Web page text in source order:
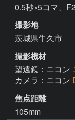
0.5秒×5コマ、
撮影地
茨城県牛久市
撮影機材
望遠鏡：ニコン
カメラ：ニコン
焦点距離
105mm